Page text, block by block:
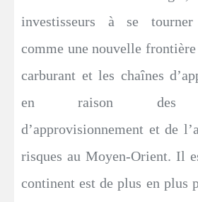
investisseurs à se
comme une nouvelle
carburant et les chaînes
en raison des
d’approvisionnement et de
risques au Moyen-Orient. Il
continent est de plus en plus